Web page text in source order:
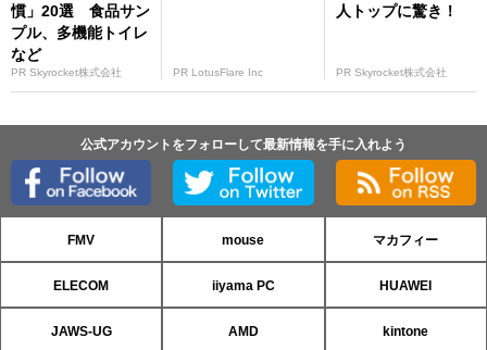
慣」20選 食品サン
プル、多機能トイレ
など
PR Skyrocket株式会社 PR LotusFlare Inc
人トップに驚き！
PR Skyrocket株式会社
公式アカウントをフォローして最新情報を手に入れよう
FMV mouse マカフィー
ELECOM iiyama PC HUAWEI
JAWS-UG AMD kintone